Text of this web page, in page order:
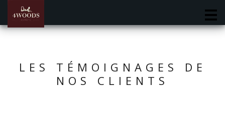
LES TÉMOIGNAGES DE
NOS CLIENTS